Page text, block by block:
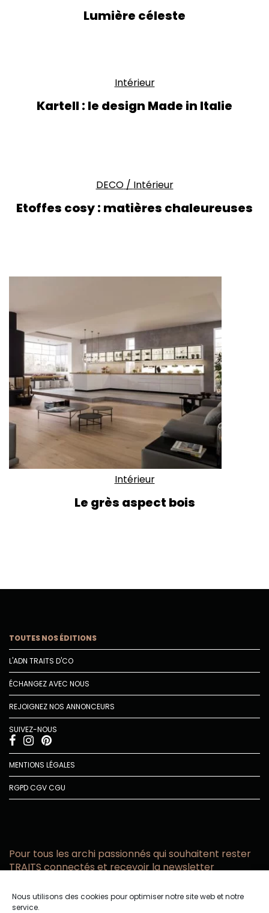
Nous utilisons des cookies pour optimiser notre site web et notre
service.
Lumière céleste
Intérieur
Kartell : le design Made in Italie
DECO/ Intérieur
Etoffes cosy : matières chaleureuses
Intérieur
Le grès aspect bois
TOUTES NOS ÉDITIONS
L'ADN TRAITS D'CO
ÉCHANGEZ AVEC NOUS
REJOIGNEZ NOS ANNONCEURS
SUIVEZ-NOUS
MENTIONS LÉGALES
RGPDCGVCGU
Pour tous les archi passionnés qui souhaitent rester
TRAITS connectés et recevoir la newsletter
email